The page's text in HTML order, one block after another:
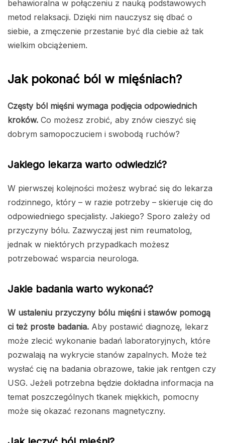
behawioralna w połączeniu z nauką podstawowych
metod relaksacji. Dzięki nim nauczysz się dbać o
siebie, a zmęczenie przestanie być dla ciebie aż tak
wielkim obciążeniem.
Jak pokonać ból w mięśniach?
Częsty ból mięśni wymaga podjęcia odpowiednich
kroków. Co możesz zrobić, aby znów cieszyć się
dobrym samopoczuciem i swobodą ruchów?
Jakiego lekarza warto odwiedzić?
W pierwszej kolejności możesz wybrać się do lekarza
rodzinnego, który – w razie potrzeby – skieruje cię do
odpowiedniego specjalisty. Jakiego? Sporo zależy od
przyczyny bólu. Zazwyczaj jest nim reumatolog,
jednak w niektórych przypadkach możesz
potrzebować wsparcia neurologa.
Jakie badania warto wykonać?
W ustaleniu przyczyny bólu mięśni i stawów pomogą
ci też proste badania. Aby postawić diagnozę, lekarz
może zlecić wykonanie badań laboratoryjnych, które
pozwalają na wykrycie stanów zapalnych. Może też
wysłać cię na badania obrazowe, takie jak rentgen czy
USG. Jeżeli potrzebna będzie dokładna informacja na
temat poszczególnych tkanek miękkich, pomocny
może się okazać rezonans magnetyczny.